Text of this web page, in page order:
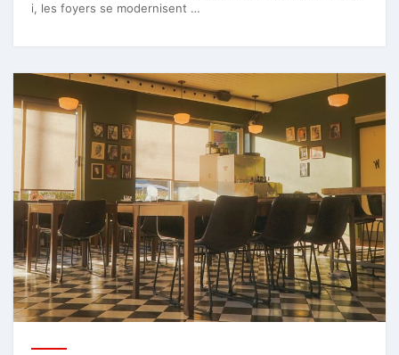
i, les foyers se modernisent …